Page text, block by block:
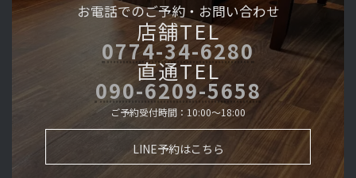
お電話でのご予約・ お問い合わせ
店舗TEL
0774-34-6280
直通TEL
090-6209-5658
ご予約受付時間：10:00～18:00
LINE予約はこちら